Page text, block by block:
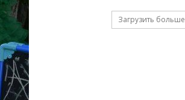
Загрузить больше